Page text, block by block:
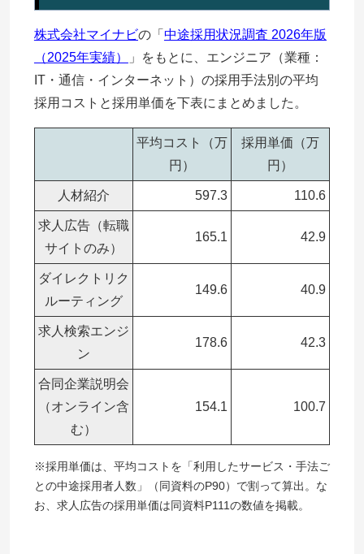
株式会社マイナビの「 中途採用状況調査 2026年版
（2025年実績）
」をもとに、エンジニア（業種：
IT・通信・インターネット）の採用手法別の平均
採用コストと採用単価を下表にまとめました。
平均コスト（万
円）
採用単価（万
円）
人材紹介 597.3 110.6
求人広告（転職
サイトのみ）
165.1 42.9
ダイレクトリク
ルーティング
149.6 40.9
求人検索エンジ
ン
178.6 42.3
合同企業説明会
（オンライン含
む）
154.1 100.7
※採用単価は、平均コストを「利用したサービス・手法ご
との中途採用者人数」（同資料のP90）で割って算出。な
お、求人広告の採用単価は同資料P111の数値を掲載。